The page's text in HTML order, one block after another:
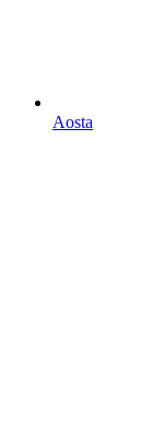
Aosta